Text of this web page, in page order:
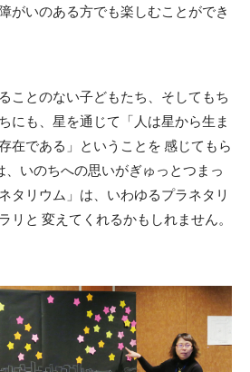
がいのある方でも楽しむことができ
ことのない子どもたち、そしてもち
にも、星を通じて「人は星から生ま
在である」ということを 感じてもら
、いのちへの思いがぎゅっとつまっ
タリウム」は、いわゆるプラネタリ
リと 変えてくれるかもしれません。